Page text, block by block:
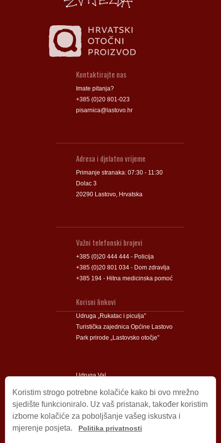
Kontaktirajte nas
Imate pitanja?
+385 (0)20 801-023
pisarnica@lastovo.hr
Adresa i djelatno vrijeme
Primanje stranaka: 07:30 - 11:30
Dolac 3
20290 Lastovo, Hrvatska
Važni telefonski brojevi
+385 (0)20 444 444 - Policija
+385 (0)20 801 034 - Dom zdravlja
+385 194 - Hitna medicinska pomoć
Korisni linkovi
Udruga „Rukatac i piculja”
Turistička zajednica Općine Lastovo
Park prirode „Lastovsko otočje”
Udruga Val
Impressum
© 2009 – 2026 Općina Lastovo.
Koristim strogo potrebne kolačiće kako bi ovo mrežno
sjedište funkcioniralo. Uz vaš pristanak, također koristim
izborne kolačiće za poboljšanje vašeg iskustva i
mjerenje posjeta.
Politika privatnosti